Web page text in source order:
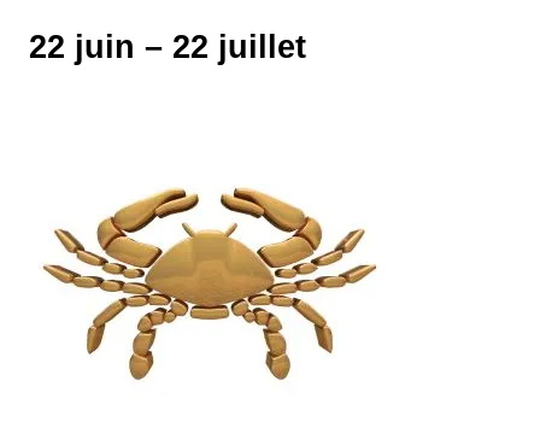
22 juin – 22 juillet